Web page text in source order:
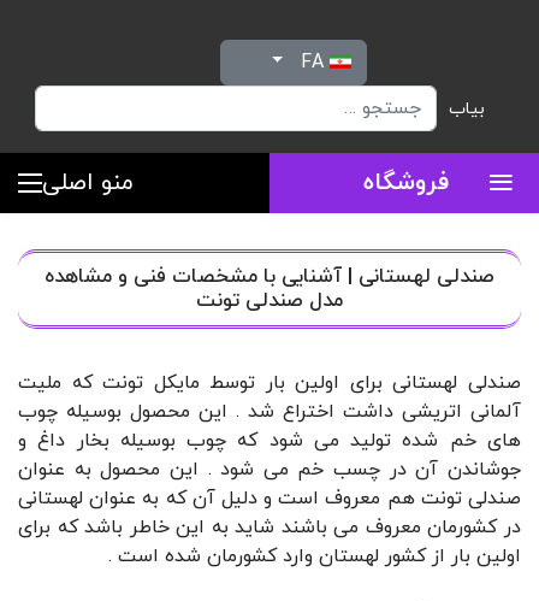
FA
بیاب
فروشگاه ≡ منو اصلی
صندلی لهستانی | آشنایی با مشخصات فنی و مشاهده
مدل صندلی تونت
صندلی لهستانی برای اولین بار توسط مایکل تونت که ملیت
آلمانی اتریشی داشت اختراع شد . این محصول بوسیله چوب
های خم شده تولید می شود که چوب بوسیله بخار داغ و
جوشاندن آن در چسب خم می شود . این محصول به عنوان
صندلی تونت هم معروف است و دلیل آن که به عنوان لهستانی
در کشورمان معروف می باشند شاید به این خاطر باشد که برای
اولین بار از کشور لهستان وارد کشورمان شده است .